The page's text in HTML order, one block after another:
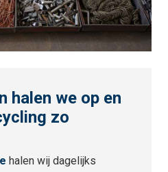
halen we op en
zo
halen wij dagelijks